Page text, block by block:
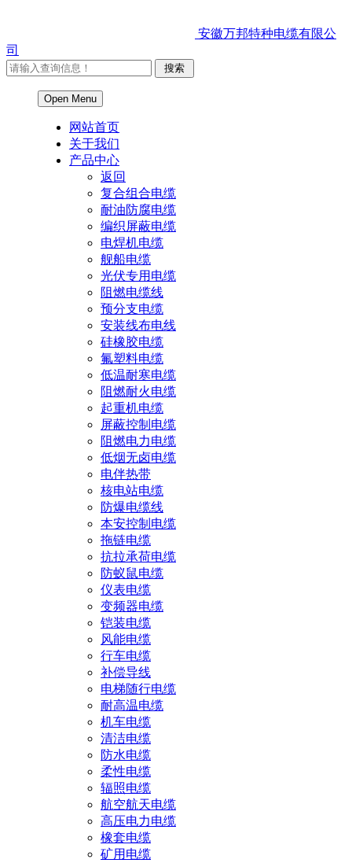
安徽万邦特种电缆有限公
司
Open Menu
网站首页
关于我们
产品中心
返回
复合组合电缆
耐油防腐电缆
编织屏蔽电缆
电焊机电缆
舰船电缆
光伏专用电缆
阻燃电缆线
预分支电缆
安装线布电线
硅橡胶电缆
氟塑料电缆
低温耐寒电缆
阻燃耐火电缆
起重机电缆
屏蔽控制电缆
阻燃电力电缆
低烟无卤电缆
电伴热带
核电站电缆
防爆电缆线
本安控制电缆
拖链电缆
抗拉承荷电缆
防蚁鼠电缆
仪表电缆
变频器电缆
铠装电缆
风能电缆
行车电缆
补偿导线
电梯随行电缆
耐高温电缆
机车电缆
清洁电缆
防水电缆
柔性电缆
辐照电缆
航空航天电缆
高压电力电缆
橡套电缆
矿用电缆